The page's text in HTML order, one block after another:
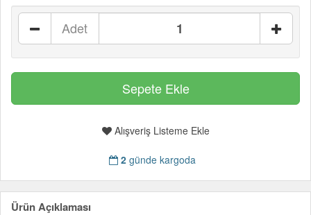
Adet
Alışveriş Listeme Ekle
2günde kargoda
Ürün Açıklaması